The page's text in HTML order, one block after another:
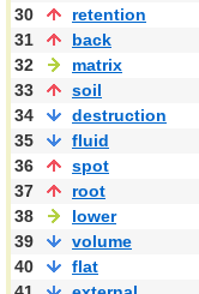
30
retention
31
back
32
matrix
33
soil
34
destruction
35
fluid
36
spot
37
root
38
lower
39
volume
40
flat